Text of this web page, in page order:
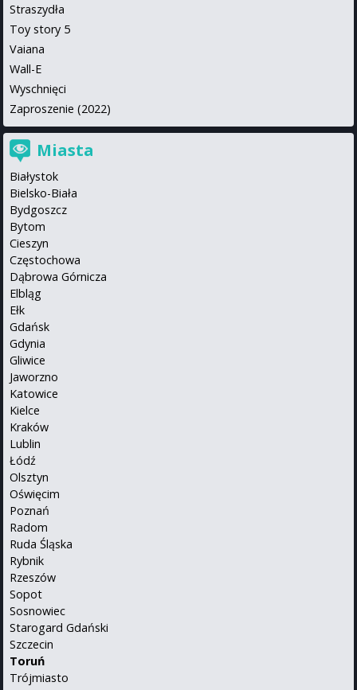
Straszydła
Toy story 5
Vaiana
Wall-E
Wyschnięci
Zaproszenie (2022)
Miasta
Białystok
Bielsko-Biała
Bydgoszcz
Bytom
Cieszyn
Częstochowa
Dąbrowa Górnicza
Elbląg
Ełk
Gdańsk
Gdynia
Gliwice
Jaworzno
Katowice
Kielce
Kraków
Lublin
Łódź
Olsztyn
Oświęcim
Poznań
Radom
Ruda Śląska
Rybnik
Rzeszów
Sopot
Sosnowiec
Starogard Gdański
Szczecin
Toruń
Trójmiasto